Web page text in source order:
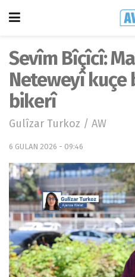
Sevîm Bîçîcî:
Neteweyî kuçe
bikerî
Gulîzar Turkoz / AW
6 GULAN 2026 - 09:46